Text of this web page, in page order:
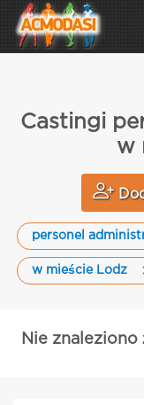
Castingi
w
personel
w mieście Lodz
Nie